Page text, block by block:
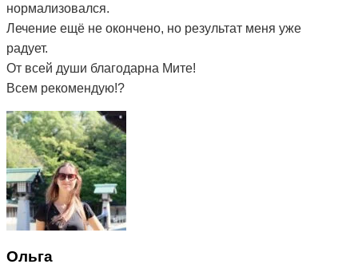
нормализовался.
Лечение ещё не окончено, но результат меня уже
радует.
От всей души благодарна Мите!
Всем рекомендую!?
Ольга